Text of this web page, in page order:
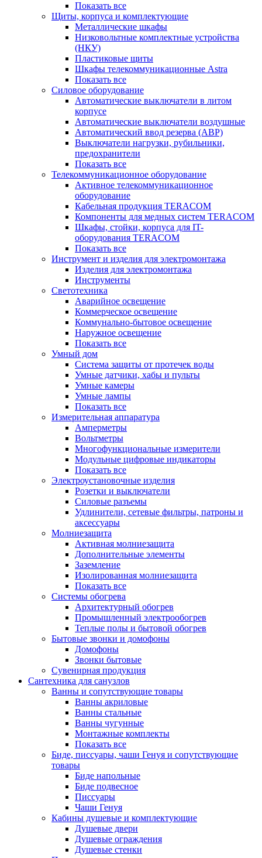
Показать все
Щиты, корпуса и комплектующие
Металлические шкафы
Низковольтные комплектные устройства
(НКУ)
Пластиковые щиты
Шкафы телекоммуникационные Astra
Показать все
Силовое оборудование
Автоматические выключатели в литом
корпусе
Автоматические выключатели воздушные
Автоматический ввод резерва (АВР)
Выключатели нагрузки, рубильники,
предохранители
Показать все
Телекоммуникационное оборудование
Активное телекоммуникационное
оборудование
Кабельная продукция TERACOM
Компоненты для медных систем TERACOM
Шкафы, стойки, корпуса для IT-
оборудования TERACOM
Показать все
Инструмент и изделия для электромонтажа
Изделия для электромонтажа
Инструменты
Светотехника
Аварийное освещение
Коммерческое освещение
Коммунально-бытовое освещение
Наружное освещение
Показать все
Умный дом
Система защиты от протечек воды
Умные датчики, хабы и пульты
Умные камеры
Умные лампы
Показать все
Измерительная аппаратура
Амперметры
Вольтметры
Многофункциональные измерители
Модульные цифровые индикаторы
Показать все
Электроустановочные изделия
Розетки и выключатели
Силовые разъемы
Удлинители, сетевые фильтры, патроны и
аксессуары
Молниезащита
Активная молниезащита
Дополнительные элементы
Заземление
Изолированная молниезащита
Показать все
Системы обогрева
Архитектурный обогрев
Промышленный электрообогрев
Теплые полы и бытовой обогрев
Бытовые звонки и домофоны
Домофоны
Звонки бытовые
Сувенирная продукция
Сантехника для санузлов
Ванны и сопутствующие товары
Ванны акриловые
Ванны стальные
Ванны чугунные
Монтажные комплекты
Показать все
Биде, писсуары, чаши Генуя и сопутствующие
товары
Биде напольные
Биде подвесное
Писсуары
Чаши Генуя
Кабины душевые и комплектующие
Душевые двери
Душевые ограждения
Душевые стенки